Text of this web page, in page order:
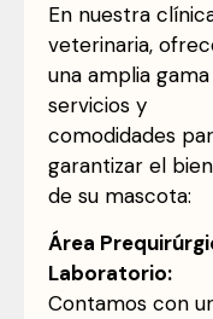
En nuestra
veterinaria,
una amplia
servicios y
comodidades
garantizar el
de su mascota:
Área
Laboratorio:
Contamos con